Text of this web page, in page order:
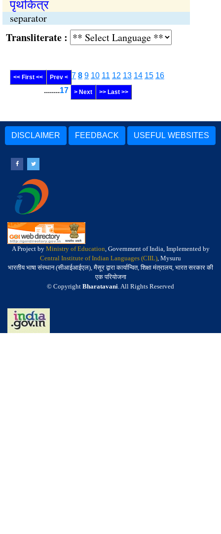
पृथकित्र
separator
:
<< First << Prev < 7 8 9 10 11 12 13 14 15 16
........17 > Next >> Last >>
DISCLAIMER FEEDBACK USEFUL WEBSITES
A Project by Ministry of Education, Government of India, Implemented by
Central Institute of Indian Languages (CIIL), Mysuru
भारतीय भाषा संस्थान (सीआईआईएल), मैसूर द्वारा कार्यान्वित, शिक्षा मंत्रालय, भारत सरकार की
एक परियोजना
© Copyright Bharatavani. All Rights Reserved